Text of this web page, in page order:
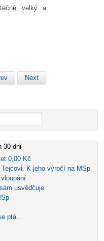
velký a
Next
30 dni
0,00 Kč
K jeho výročí na MSp
usvědčuje
ptá...